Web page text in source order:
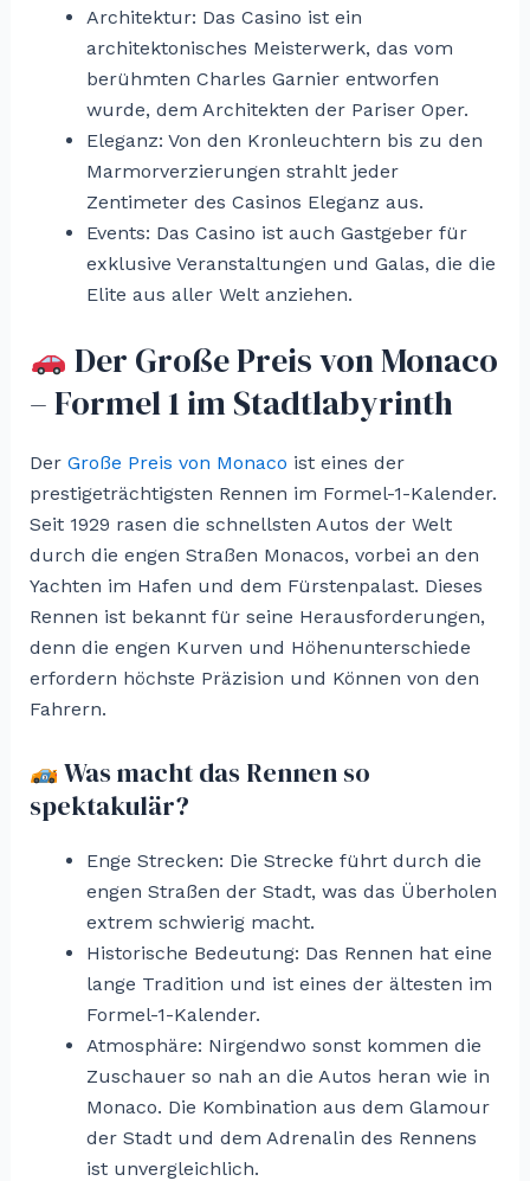
Architektur: Das Casino ist ein
architektonisches Meisterwerk, das vom
berühmten Charles Garnier entworfen
wurde, dem Architekten der Pariser Oper.
Eleganz: Von den Kronleuchtern bis zu den
Marmorverzierungen strahlt jeder
Zentimeter des Casinos Eleganz aus.
Events: Das Casino ist auch Gastgeber für
exklusive Veranstaltungen und Galas, die die
Elite aus aller Welt anziehen.
Der Große Preis von Monaco
– Formel 1 im Stadtlabyrinth
Der Große Preis von Monaco ist eines der
prestigeträchtigsten Rennen im Formel-1-Kalender.
Seit 1929 rasen die schnellsten Autos der Welt
durch die engen Straßen Monacos, vorbei an den
Yachten im Hafen und dem Fürstenpalast. Dieses
Rennen ist bekannt für seine Herausforderungen,
denn die engen Kurven und Höhenunterschiede
erfordern höchste Präzision und Können von den
Fahrern.
Was macht das Rennen so
spektakulär?
Enge Strecken: Die Strecke führt durch die
engen Straßen der Stadt, was das Überholen
extrem schwierig macht.
Historische Bedeutung: Das Rennen hat eine
lange Tradition und ist eines der ältesten im
Formel-1-Kalender.
Atmosphäre: Nirgendwo sonst kommen die
Zuschauer so nah an die Autos heran wie in
Monaco. Die Kombination aus dem Glamour
der Stadt und dem Adrenalin des Rennens
ist unvergleichlich.